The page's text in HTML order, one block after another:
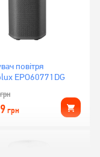
повітря
EPO60771DG
грн